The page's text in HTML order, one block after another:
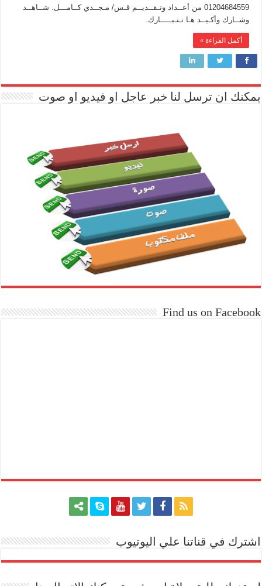
01204684559 من أعــداد وتـقــديــم قـس/ مـجــدي كــامـــل. شــاهــد
وشــارك وأكـيــد هـا تـتـبـــــارك.
أكمل القراءة »
يمكنك ان ترسل لنا خبر عاجل او فيديو او صوت
Find us on Facebook
اشترك في قناتنا علي اليوتيوب